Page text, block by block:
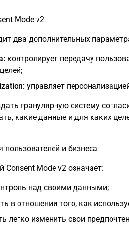
Mode v2
два дополнительных
контролирует передачу
управляет
гранулярную систему
какие данные и для каких
и бизнеса
Consent Mode v2 означает:
над своими данными;
в отношении того, как
легко изменить свои